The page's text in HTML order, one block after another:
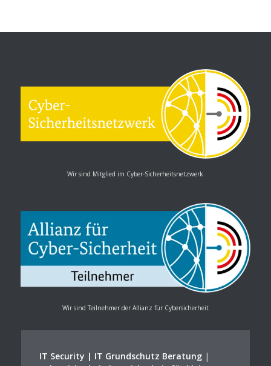
Wir sind Mitglied im Cyber-Sicherheitsnetzwerk
Wir sind Teilnehmer der Allianz für Cybersicherheit
IT Security | IT Grundschutz Beratung|